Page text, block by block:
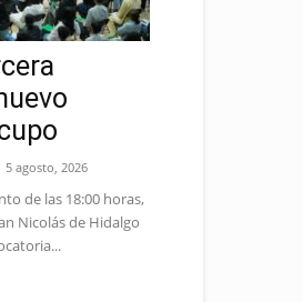
5 agosto, 2026
de las 18:00 horas,
Nicolás de Hidalgo